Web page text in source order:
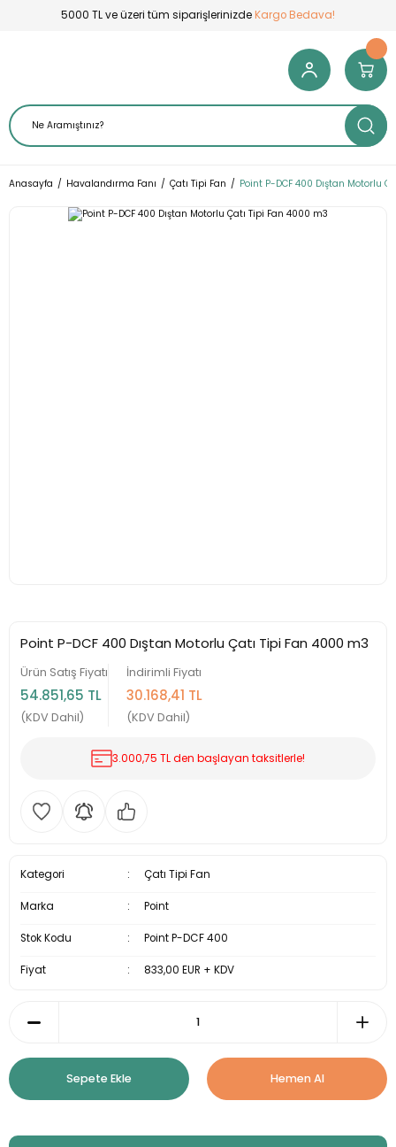
5000 TL ve üzeri tüm siparişlerinizde Kargo Bedava!
Anasayfa Havalandırma Fanı Çatı Tipi Fan Point P-DCF 400 Dıştan Motorlu
Point P-DCF 400 Dıştan Motorlu Çatı Tipi Fan 4000 m3
İndirimli Fiyatı
30.168,41 TL
(KDV Dahil)
Ürün Satış Fiyatı
54.851,65 TL
(KDV Dahil)
3.000,75 TL den başlayan taksitlerle!
Kategori Çatı Tipi Fan
Marka Point
Stok Kodu Point P-DCF 400
Fiyat 833,00 EUR + KDV
Sepete Ekle Hemen Al